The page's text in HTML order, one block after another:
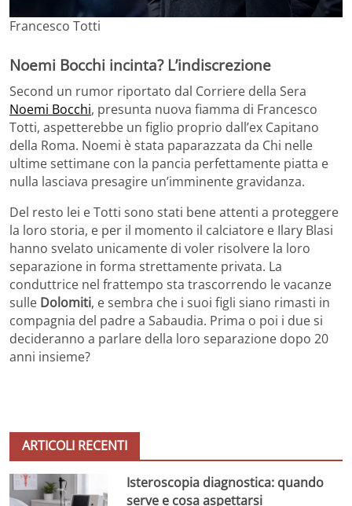
Francesco Totti
Noemi Bocchi incinta? L’indiscrezione
Second un rumor riportato dal Corriere della Sera
Noemi Bocchi, presunta nuova fiamma di Francesco
Totti, aspetterebbe un figlio proprio dall’ex Capitano
della Roma. Noemi è stata paparazzata da Chi nelle
ultime settimane con la pancia perfettamente piatta e
nulla lasciava presagire un’imminente gravidanza.
Del resto lei e Totti sono stati bene attenti a proteggere
la loro storia, e per il momento il calciatore e Ilary Blasi
hanno svelato unicamente di voler risolvere la loro
separazione in forma strettamente privata. La
conduttrice nel frattempo sta trascorrendo le vacanze
sulle Dolomiti, e sembra che i suoi figli siano rimasti in
compagnia del padre a Sabaudia. Prima o poi i due si
decideranno a parlare della loro separazione dopo 20
anni insieme?
ARTICOLI RECENTI
Isteroscopia diagnostica: quando
serve e cosa aspettarsi